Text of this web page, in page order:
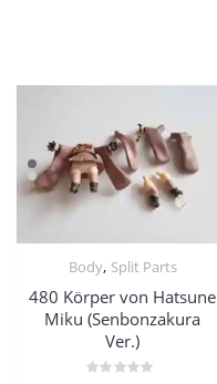
Body, Split Parts
480 Körper von Hatsune
Miku (Senbonzakura
Ver.)